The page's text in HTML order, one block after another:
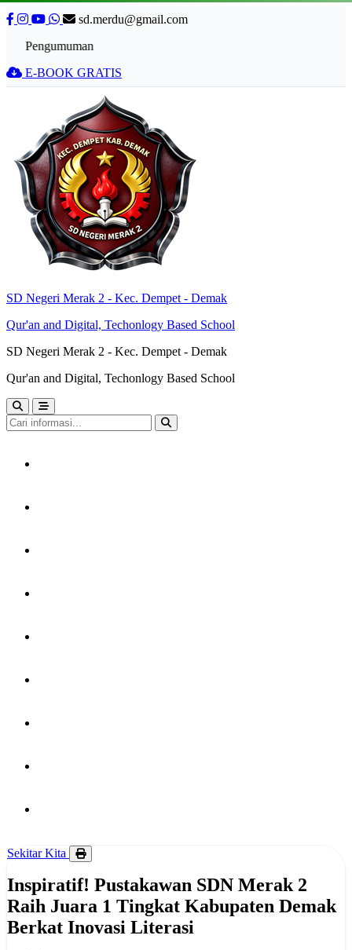
sd.merdu@gmail.com
Pengumuman
E-BOOK GRATIS
SD Negeri Merak 2 - Kec. Dempet - Demak
Qur'an and Digital, Techonlogy Based School
SD Negeri Merak 2 - Kec. Dempet - Demak
Qur'an and Digital, Techonlogy Based School
Sekitar Kita
Inspiratif! Pustakawan SDN Merak 2
Raih Juara 1 Tingkat Kabupaten Demak
Berkat Inovasi Literasi